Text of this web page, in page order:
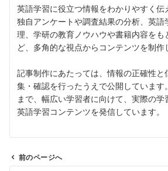
英語学習に役立つ情報をわかりやすく伝
独自アンケートや調査結果の分析、英語
理、学研の教育ノウハウや書籍内容をも
ど、多角的な視点からコンテンツを制作
記事制作にあたっては、情報の正確性と
集・確認を行ったうえで公開しています
まで、幅広い学習者に向けて、実際の学
英語学習コンテンツを発信しています。
前のページへ